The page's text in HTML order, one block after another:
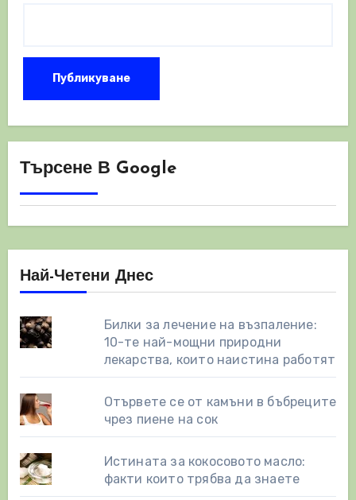
Търсене В Google
Най-Четени Днес
Билки за лечение на възпаление:
10-те най-мощни природни
лекарства, които наистина работят
Отървете се от камъни в бъбреците
чрез пиене на сок
Истината за кокосовото масло:
факти които трябва да знаете